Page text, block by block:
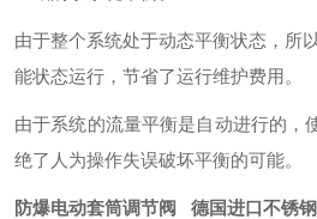
由于整个系统处于动态平衡状态，所
能状态运行，节省了运行维护费用。
由于系统的流量平衡是自动进行的，
绝了人为操作失误破坏平衡的可能。
防爆电动套筒调节阀 德国进口不锈